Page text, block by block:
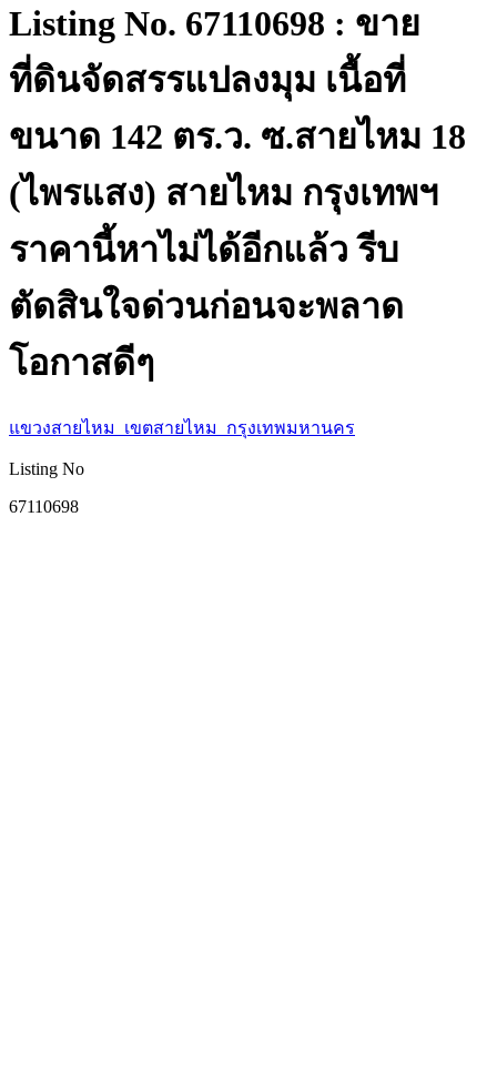
Listing No. 67110698 : ขาย
ที่ดินจัดสรรแปลงมุม เนื้อที่
ขนาด 142 ตร.ว. ซ.สายไหม 18
(ไพรแสง) สายไหม กรุงเทพฯ
ราคานี้หาไม่ได้อีกแล้ว รีบ
ตัดสินใจด่วนก่อนจะพลาด
โอกาสดีๆ
แขวงสายไหม เขตสายไหม กรุงเทพมหานคร
Listing No
67110698